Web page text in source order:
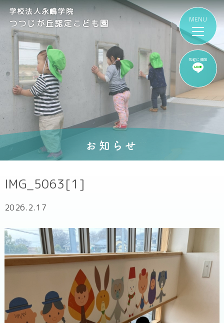
気軽に質問
学校法人永嶋学院
つつじが丘認定こども園
お知らせ
IMG_5063[1]
2026.2.17